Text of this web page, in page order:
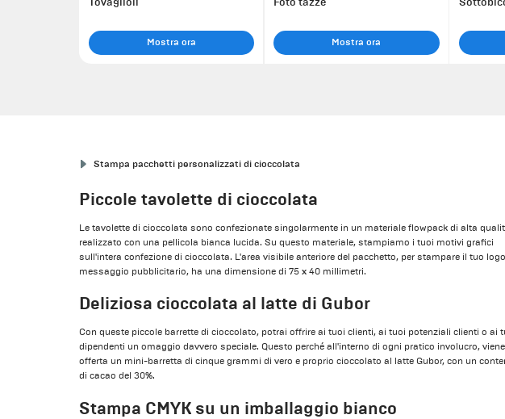
Mostra ora Mostra ora
Stampa pacchetti personalizzati di cioccolata
Piccole tavolette di cioccolata
Le tavolette di cioccolata sono confezionate singolarmente in un materiale flowpack di alta
realizzato con una pellicola bianca lucida. Su questo materiale, stampiamo i tuoi motivi grafici
sull'intera confezione di cioccolata. L'area visibile anteriore del pacchetto, per stampare il tuo
messaggio pubblicitario, ha una dimensione di 75 x 40 millimetri.
Deliziosa cioccolata al latte di Gubor
Con queste piccole barrette di cioccolato, potrai offrire ai tuoi clienti, ai tuoi potenziali clienti o ai
dipendenti un omaggio davvero speciale. Questo perché all'interno di ogni pratico involucro, viene
offerta un mini-barretta di cinque grammi di vero e proprio cioccolato al latte Gubor, con un
di cacao del 30%.
Stampa CMYK su un imballaggio bianco